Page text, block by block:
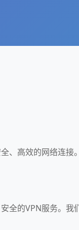
、高效的网络连接
全的VPN服务。